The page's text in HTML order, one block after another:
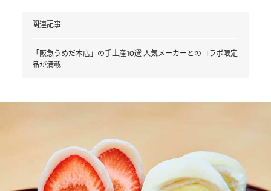
関連記事
「阪急うめだ本店」の手土産10選 人気メーカーとのコラボ限定
品が満載